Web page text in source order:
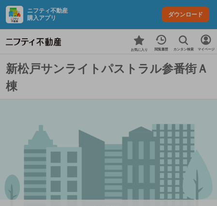
ニフティ不動産
購入アプリ
ダウンロード
お気に入り 閲覧履歴 カンタン検索 マイページ
新松戸サンライトパストラル参番街Ａ
棟